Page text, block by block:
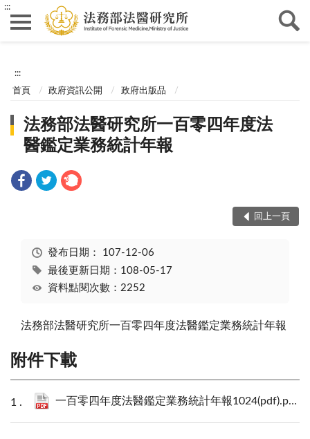
:::
:::
首頁 政府資訊公開 政府出版品
法務部法醫研究所一百零四年度法
醫鑑定業務統計年報
回上一頁
發布日期： 107-12-06
最後更新日期：108-05-17
資料點閱次數：2252
法務部法醫研究所一百零四年度法醫鑑定業務統計年報
附件下載
一百零四年度法醫鑑定業務統計年報1024(pdf).pdf